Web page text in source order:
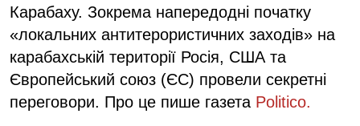
Карабаху. Зокрема напередодні початку
«локальних антитерористичних заходів» на
карабахській території Росія, США та
Європейський союз (ЄС) провели секретні
переговори. Про це пише газета Politico.